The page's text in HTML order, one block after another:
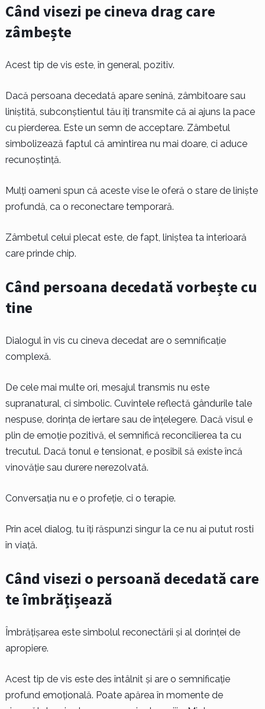
Când visezi pe cineva drag care
zâmbește
Acest tip de vis este, în general, pozitiv.
Dacă persoana decedată apare senină, zâmbitoare sau
liniștită, subconștientul tău îți transmite că ai ajuns la pace
cu pierderea. Este un semn de acceptare. Zâmbetul
simbolizează faptul că amintirea nu mai doare, ci aduce
recunoștință.
Mulți oameni spun că aceste vise le oferă o stare de liniște
profundă, ca o reconectare temporară.
Zâmbetul celui plecat este, de fapt, liniștea ta interioară
care prinde chip.
Când persoana decedată vorbește cu
tine
Dialogul în vis cu cineva decedat are o semnificație
complexă.
De cele mai multe ori, mesajul transmis nu este
supranatural, ci simbolic. Cuvintele reflectă gândurile tale
nespuse, dorința de iertare sau de înțelegere. Dacă visul e
plin de emoție pozitivă, el semnifică reconcilierea ta cu
trecutul. Dacă tonul e tensionat, e posibil să existe încă
vinovăție sau durere nerezolvată.
Conversația nu e o profeție, ci o terapie.
Prin acel dialog, tu îți răspunzi singur la ce nu ai putut rosti
în viață.
Când visezi o persoană decedată care
te îmbrățișează
Îmbrățișarea este simbolul reconectării și al dorinței de
apropiere.
Acest tip de vis este des întâlnit și are o semnificație
profund emoțională. Poate apărea în momente de